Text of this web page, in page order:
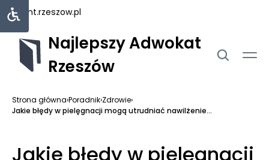
rejent.rzeszow.pl
Najlepszy Adwokat
Rzeszów
Strona główna›Poradnik›Zdrowie›
Jakie błędy w pielęgnacji mogą utrudniać nawilżenie...
Jakie błędy w pielęgnacji